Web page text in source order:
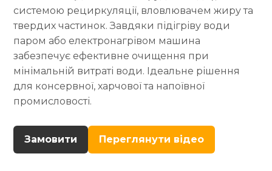
системою рециркуляції, вловлювачем жиру та
твердих частинок. Завдяки підігріву води
паром або електронагрівом машина
забезпечує ефективне очищення при
мінімальній витраті води. Ідеальне рішення
для консервної, харчової та напоївної
промисловості.
Замовити Переглянути відео